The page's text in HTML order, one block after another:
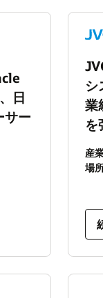
日
サー
シ
業
を
産
場